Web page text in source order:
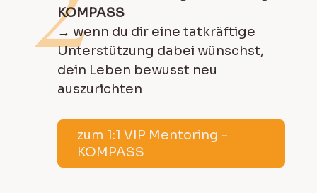
KOMPASS
→ wenn du dir eine tatkräftige
Unterstützung dabei wünschst,
dein Leben bewusst neu
auszurichten
zum 1:1 VIP Mentoring -
KOMPASS